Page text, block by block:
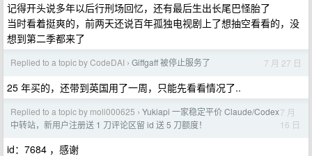
记得开头说多年以后行刑场回忆，还有最后生出长尾巴怪胎了
当时看着挺爽的，前两天还说百年孤独电视剧上了想抽空看看的，没
想到第二季都来了
Replied to a topic by CodeDAI › Giffgaff 被停止服务了 7 月 27 日
25 年买的，还带到英国用了一周，只能先看看情况了..
Replied to a topic by moli000625 › Yukiapi 一家稳定平价 Claude/Codex
中转站，新用户注册送 1 刀评论区留 id 送 5 刀额度！
7 月
16 日
id：7684 ，感谢